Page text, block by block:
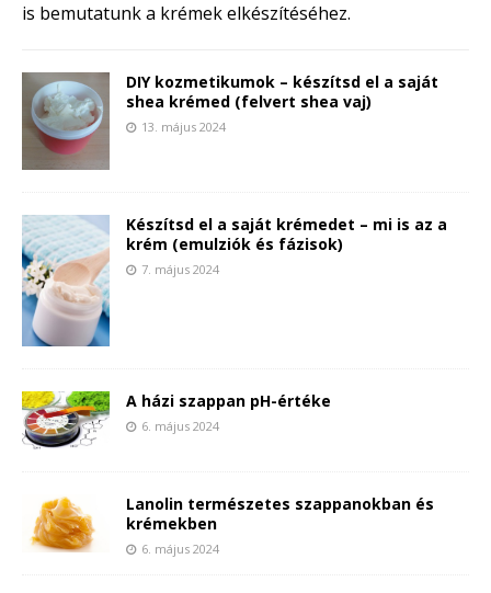
is bemutatunk a krémek elkészítéséhez.
DIY kozmetikumok – készítsd el a saját
shea krémed (felvert shea vaj)
13. május 2024
Készítsd el a saját krémedet – mi is az a
krém (emulziók és fázisok)
7. május 2024
A házi szappan pH-értéke
6. május 2024
Lanolin természetes szappanokban és
krémekben
6. május 2024